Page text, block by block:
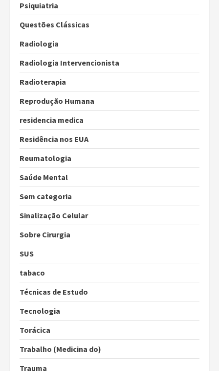
Psiquiatria
Questões Clássicas
Radiologia
Radiologia Intervencionista
Radioterapia
Reprodução Humana
residencia medica
Residência nos EUA
Reumatologia
Saúde Mental
Sem categoria
Sinalização Celular
Sobre Cirurgia
SUS
tabaco
Técnicas de Estudo
Tecnologia
Torácica
Trabalho (Medicina do)
Trauma